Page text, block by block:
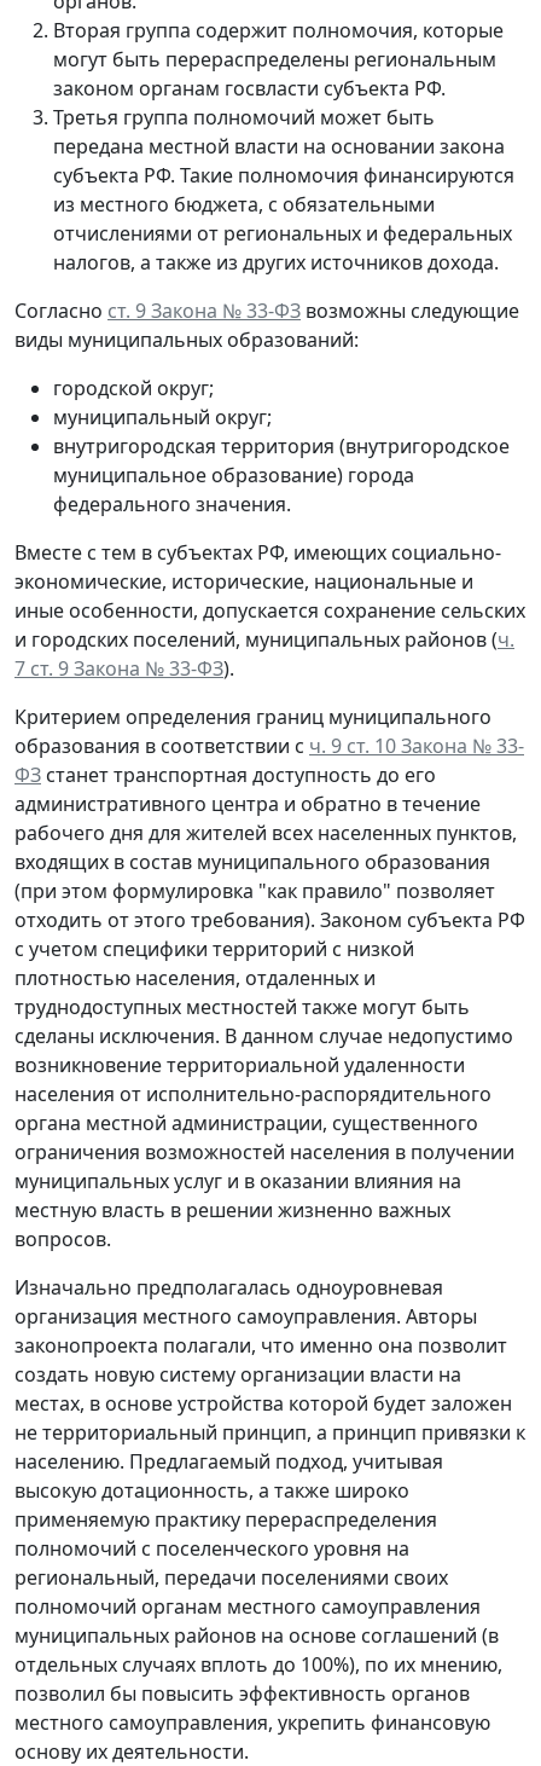
Вторая группа содержит полномочия, которые
могут быть перераспределены региональным
законом органам госвласти субъекта РФ.
Третья группа полномочий может быть
передана местной власти на основании закона
субъекта РФ. Такие полномочия финансируются
из местного бюджета, с обязательными
отчислениями от региональных и федеральных
налогов, а также из других источников дохода.
Согласно ст. 9 Закона № 33-ФЗ возможны следующие
виды муниципальных образований:
городской округ;
муниципальный округ;
внутригородская территория (внутригородское
муниципальное образование) города
федерального значения.
Вместе с тем в субъектах РФ, имеющих социально-
экономические, исторические, национальные и
иные особенности, допускается сохранение сельских
и городских поселений, муниципальных районов (ч.
7 ст. 9 Закона № 33-ФЗ).
Критерием определения границ муниципального
образования в соответствии с ч. 9 ст. 10 Закона № 33-
ФЗ станет транспортная доступность до его
административного центра и обратно в течение
рабочего дня для жителей всех населенных пунктов,
входящих в состав муниципального образования
(при этом формулировка "как правило" позволяет
отходить от этого требования). Законом субъекта РФ
с учетом специфики территорий с низкой
плотностью населения, отдаленных и
труднодоступных местностей также могут быть
сделаны исключения. В данном случае недопустимо
возникновение территориальной удаленности
населения от исполнительно-распорядительного
органа местной администрации, существенного
ограничения возможностей населения в получении
муниципальных услуг и в оказании влияния на
местную власть в решении жизненно важных
вопросов.
Изначально предполагалась одноуровневая
организация местного самоуправления. Авторы
законопроекта полагали, что именно она позволит
создать новую систему организации власти на
местах, в основе устройства которой будет заложен
не территориальный принцип, а принцип привязки к
населению. Предлагаемый подход, учитывая
высокую дотационность, а также широко
применяемую практику перераспределения
полномочий с поселенческого уровня на
региональный, передачи поселениями своих
полномочий органам местного самоуправления
муниципальных районов на основе соглашений (в
отдельных случаях вплоть до 100%), по их мнению,
позволил бы повысить эффективность органов
местного самоуправления, укрепить финансовую
основу их деятельности.